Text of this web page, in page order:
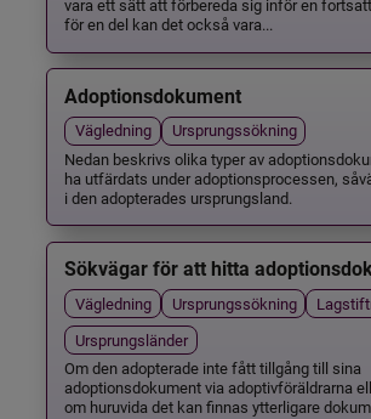
vara ett sätt att förbereda sig inför en
för en del kan det också vara...
Adoptionsdokument
Vägledning
Ursprungssökning
Nedan beskrivs olika typer av
ha utfärdats under adoptionsprocessen,
i den adopterades ursprungsland.
Sökvägar för att hitta
Vägledning Ursprungssökning
Ursprungsländer
Om den adopterade inte fått tillgång till sina
adoptionsdokument via adoptivföräldrarna
om huruvida det kan finnas ytterligare